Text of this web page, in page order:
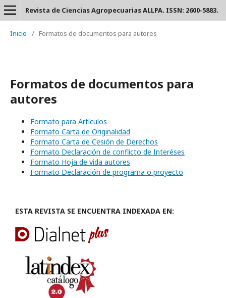
Revista de Ciencias Agropecuarias ALLPA. ISSN: 2600-5883.
Inicio / Formatos de documentos para autores
Formatos de documentos para
autores
Formato para Artículos
Formato Carta de Originalidad
Formato Carta de Cesión de Derechos
Formato Declaración de conflicto de Interéses
Formato Hoja de vida autores
Formato Declaración de programa o proyecto
ESTA REVISTA SE ENCUENTRA INDEXADA EN: